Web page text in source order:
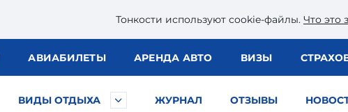
Тонкости используют сookie-файлы. Что это
АВИАБИЛЕТЫ АРЕНДА АВТО ВИЗЫ
ВИДЫ ОТДЫХА ЖУРНАЛ ОТЗЫВЫ